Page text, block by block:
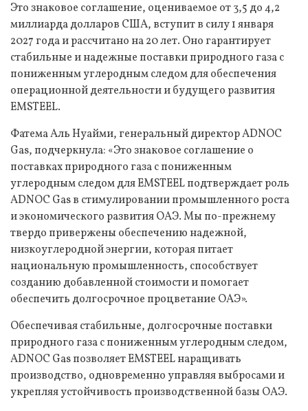
Это знаковое соглашение, оцениваемое от 3,5 до 4,2
миллиарда долларов США, вступит в силу 1 января
2027 года и рассчитано на 20 лет. Оно гарантирует
стабильные и надежные поставки природного газа с
пониженным углеродным следом для обеспечения
операционной деятельности и будущего развития
EMSTEEL.
Фатема Аль Нуайми, генеральный директор ADNOC
Gas, подчеркнула: «Это знаковое соглашение о
поставках природного газа с пониженным
углеродным следом для EMSTEEL подтверждает роль
ADNOC Gas в стимулировании промышленного роста
и экономического развития ОАЭ. Мы по-прежнему
твердо привержены обеспечению надежной,
низкоуглеродной энергии, которая питает
национальную промышленность, способствует
созданию добавленной стоимости и помогает
обеспечить долгосрочное процветание ОАЭ».
Обеспечивая стабильные, долгосрочные поставки
природного газа с пониженным углеродным следом,
ADNOC Gas позволяет EMSTEEL наращивать
производство, одновременно управляя выбросами и
укрепляя устойчивость производственной базы ОАЭ.